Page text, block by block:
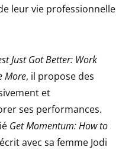
leur vie professionnelle
Just Got Better: Work
More, il propose des
et
ses performances.
Get Momentum: How to
avec sa femme Jodi